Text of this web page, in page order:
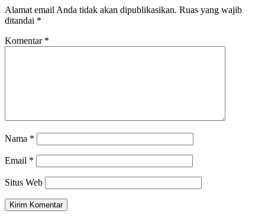
Alamat email Anda tidak akan dipublikasikan. Ruas yang wajib
ditandai *
Komentar *
Nama *
Email *
Situs Web